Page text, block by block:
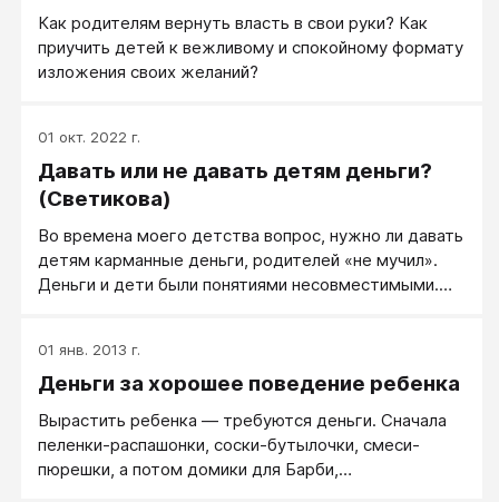
Как родителям вернуть власть в свои руки? Как
приучить детей к вежливому и спокойному формату
изложения своих желаний?
01 окт. 2022 г.
Давать или не давать детям деньги?
(Светикова)
Во времена моего детства вопрос, нужно ли давать
детям карманные деньги, родителей «не мучил».
Деньги и дети были понятиями несовместимыми.
01 янв. 2013 г.
Деньги за хорошее поведение ребенка
Вырастить ребенка — требуются деньги. Сначала
пеленки-распашонки, соски-бутылочки, смеси-
пюрешки, а потом домики для Барби,